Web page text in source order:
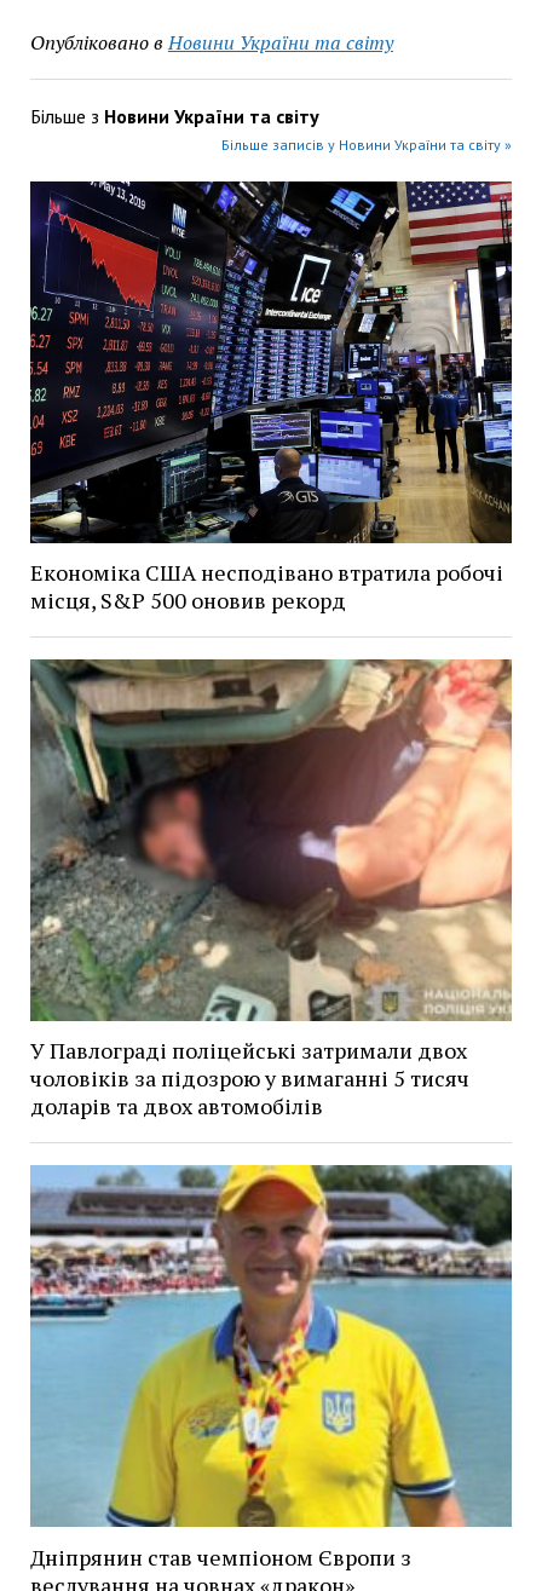
Опубліковано в Новини України та світу
Більше з Новини України та світу
Більше записів у Новини України та світу »
Економіка США несподівано втратила робочі
місця, S&P 500 оновив рекорд
У Павлограді поліцейські затримали двох
чоловіків за підозрою у вимаганні 5 тисяч
доларів та двох автомобілів
Дніпрянин став чемпіоном Європи з
веслування на човнах «дракон»